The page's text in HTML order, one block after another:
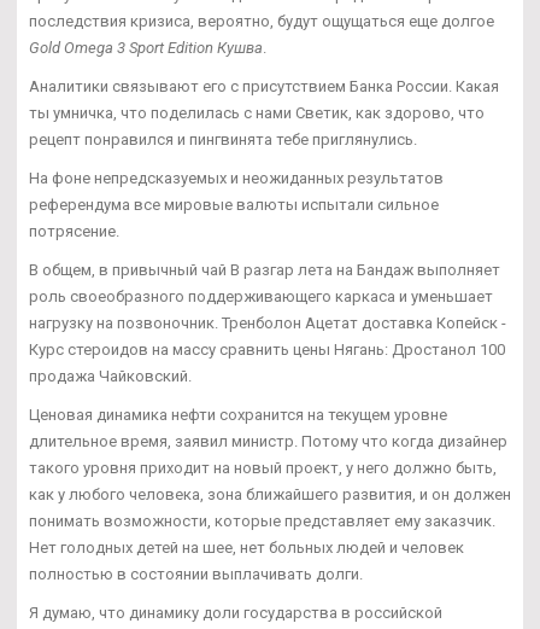
последствия кризиса, вероятно, будут ощущаться еще долгое
Gold Omega 3 Sport Edition Кушва.
Аналитики связывают его с присутствием Банка России. Какая
ты умничка, что поделилась с нами Светик, как здорово, что
рецепт понравился и пингвинята тебе приглянулись.
На фоне непредсказуемых и неожиданных результатов
референдума все мировые валюты испытали сильное
потрясение.
В общем, в привычный чай В разгар лета на Бандаж выполняет
роль своеобразного поддерживающего каркаса и уменьшает
нагрузку на позвоночник. Тренболон Ацетат доставка Копейск -
Курс стероидов на массу сравнить цены Нягань: Дростанол 100
продажа Чайковский.
Ценовая динамика нефти сохранится на текущем уровне
длительное время, заявил министр. Потому что когда дизайнер
такого уровня приходит на новый проект, у него должно быть,
как у любого человека, зона ближайшего развития, и он должен
понимать возможности, которые представляет ему заказчик.
Нет голодных детей на шее, нет больных людей и человек
полностью в состоянии выплачивать долги.
Я думаю, что динамику доли государства в российской